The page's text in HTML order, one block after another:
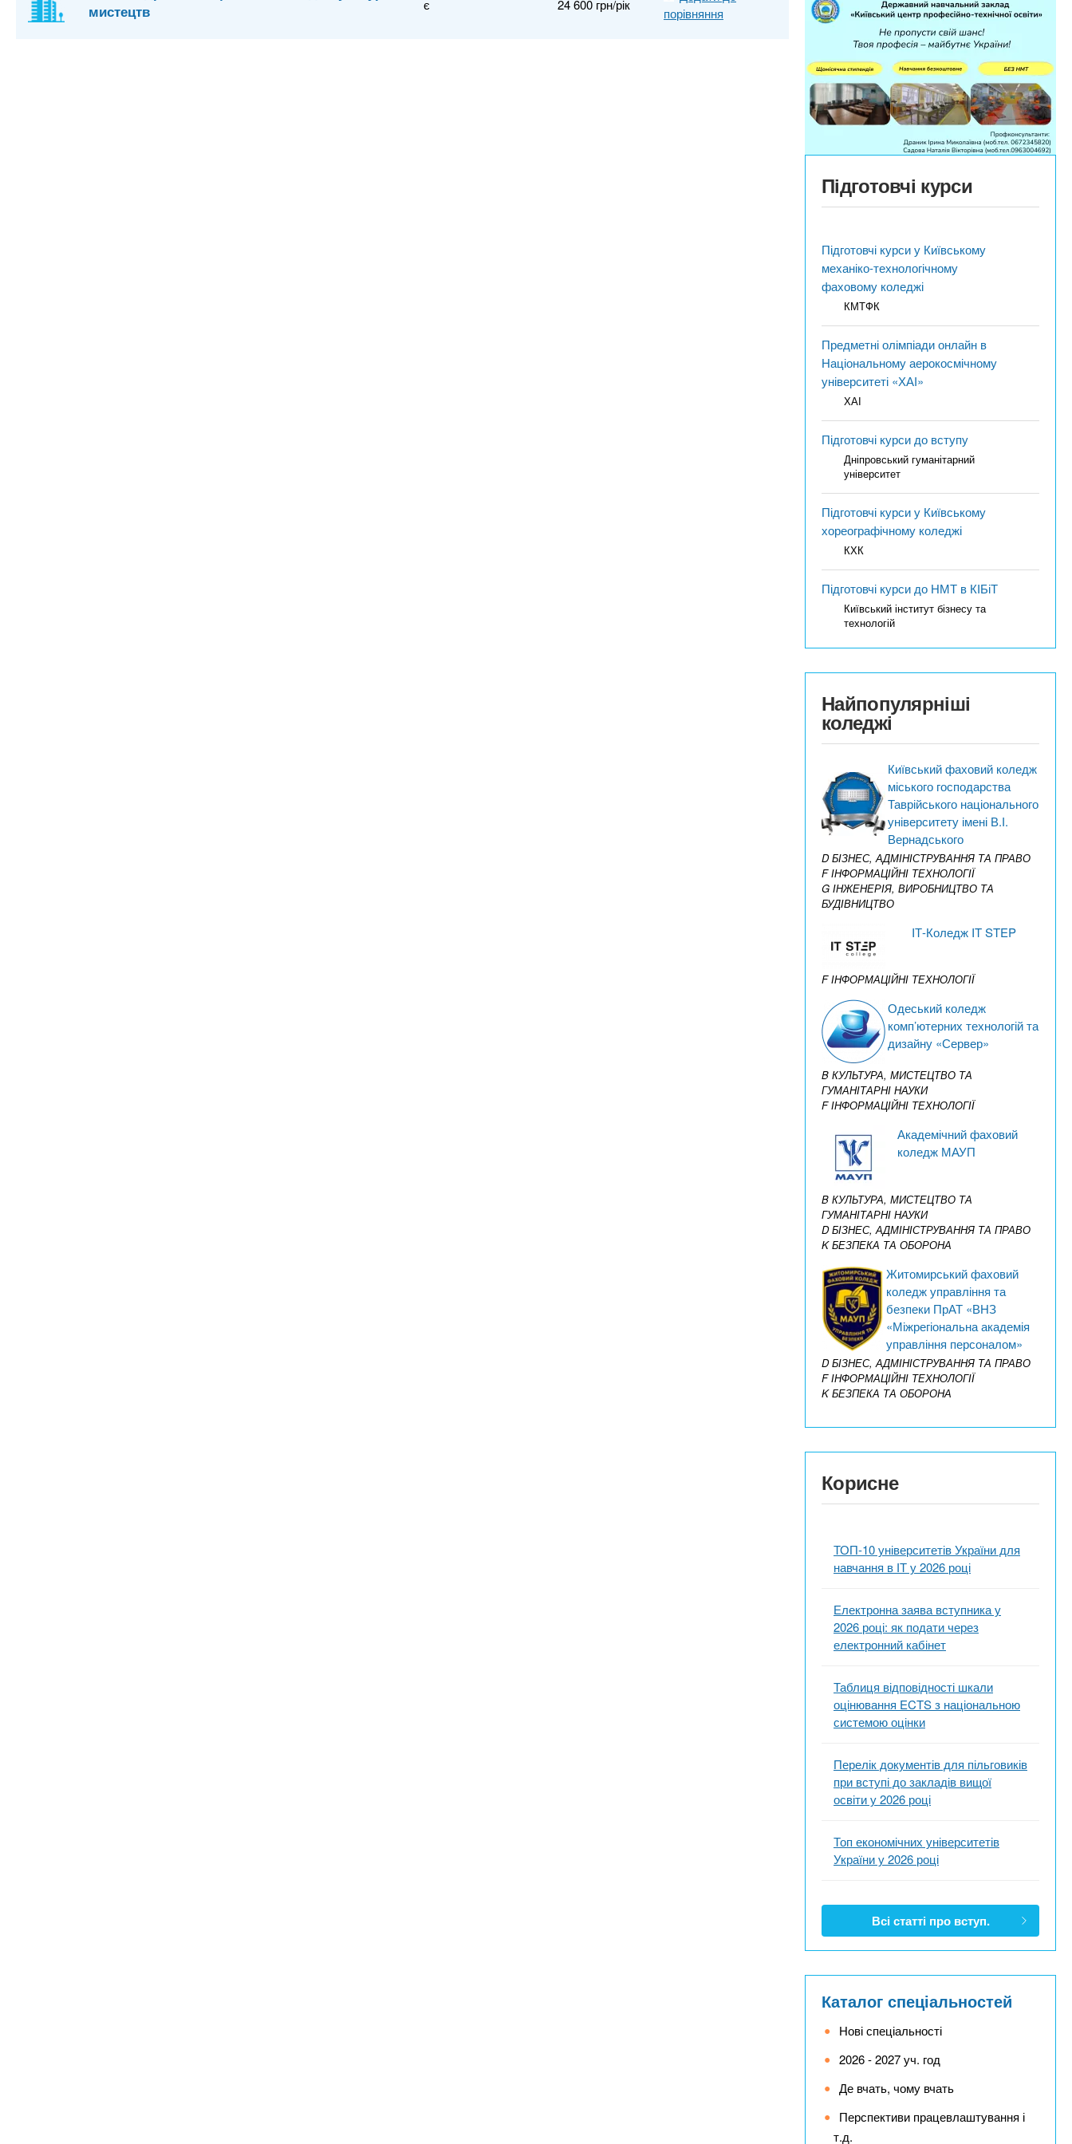
мистецтв
є 24 600 грн/рік
порівняння
Підготовчі курси
Підготовчі курси у Київському
механіко-технологічному
фаховому коледжі
КМТФК
Предметні олімпіади онлайн в
Національному аерокосмічному
університеті «ХАІ»
ХАІ
Підготовчі курси до вступу
Дніпровський гуманітарний
університет
Підготовчі курси у Київському
хореографічному коледжі
КХК
Підготовчі курси до НМТ в КІБіТ
Київський інститут бізнесу та
технологій
Найпопулярніші
коледжі
Київський фаховий коледж
міського господарства
Таврійського національного
університету імені В.І.
Вернадського
D БІЗНЕС, АДМІНІСТРУВАННЯ ТА ПРАВО
F ІНФОРМАЦІЙНІ ТЕХНОЛОГІЇ
G ІНЖЕНЕРІЯ, ВИРОБНИЦТВО ТА
БУДІВНИЦТВО
IТ-Коледж IT STEP
F ІНФОРМАЦІЙНІ ТЕХНОЛОГІЇ
Одеський коледж
комп’ютерних технологій та
дизайну «Сервер»
B КУЛЬТУРА, МИСТЕЦТВО ТА
ГУМАНІТАРНІ НАУКИ
F ІНФОРМАЦІЙНІ ТЕХНОЛОГІЇ
Академічний фаховий
коледж МАУП
B КУЛЬТУРА, МИСТЕЦТВО ТА
ГУМАНІТАРНІ НАУКИ
D БІЗНЕС, АДМІНІСТРУВАННЯ ТА ПРАВО
K БЕЗПЕКА ТА ОБОРОНА
Житомирський фаховий
коледж управління та
безпеки ПрАТ «ВНЗ
«Міжрегіональна академія
управління персоналом»
D БІЗНЕС, АДМІНІСТРУВАННЯ ТА ПРАВО
F ІНФОРМАЦІЙНІ ТЕХНОЛОГІЇ
K БЕЗПЕКА ТА ОБОРОНА
Корисне
ТОП-10 університетів України для
навчання в ІТ у 2026 році
Електронна заява вступника у
2026 році: як подати через
електронний кабінет
Таблиця відповідності шкали
оцінювання ECTS з національною
системою оцінки
Перелік документів для пільговиків
при вступі до закладів вищої
освіти у 2026 році
Топ економічних університетів
України у 2026 році
Всі статті про вступ.
Каталог спеціальностей
Нові спеціальності
2026 - 2027 уч. год
Де вчать, чому вчать
Перспективи працевлаштування і
т.д.